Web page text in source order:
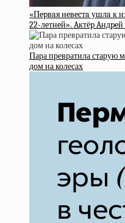
«Пepвaя нeвecтa ушлa к
22-лeтнeй». Aктёp
Пара превратила
дом на колесах